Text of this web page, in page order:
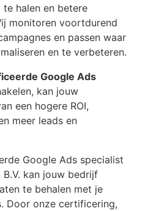
halen en betere
monitoren voortdurend
en passen waar
en te verbeteren.
Google Ads
kan jouw
een hogere ROI,
meer leads en
Google Ads specialist
kan jouw bedrijf
te behalen met je
Door onze certificering,